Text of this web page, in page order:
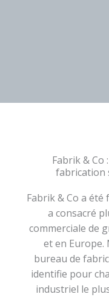
Fabrik &
fabrication
Fabrik & Co a
a consacré
commerciale de
et en
bureau de
identifie pour
industriel le